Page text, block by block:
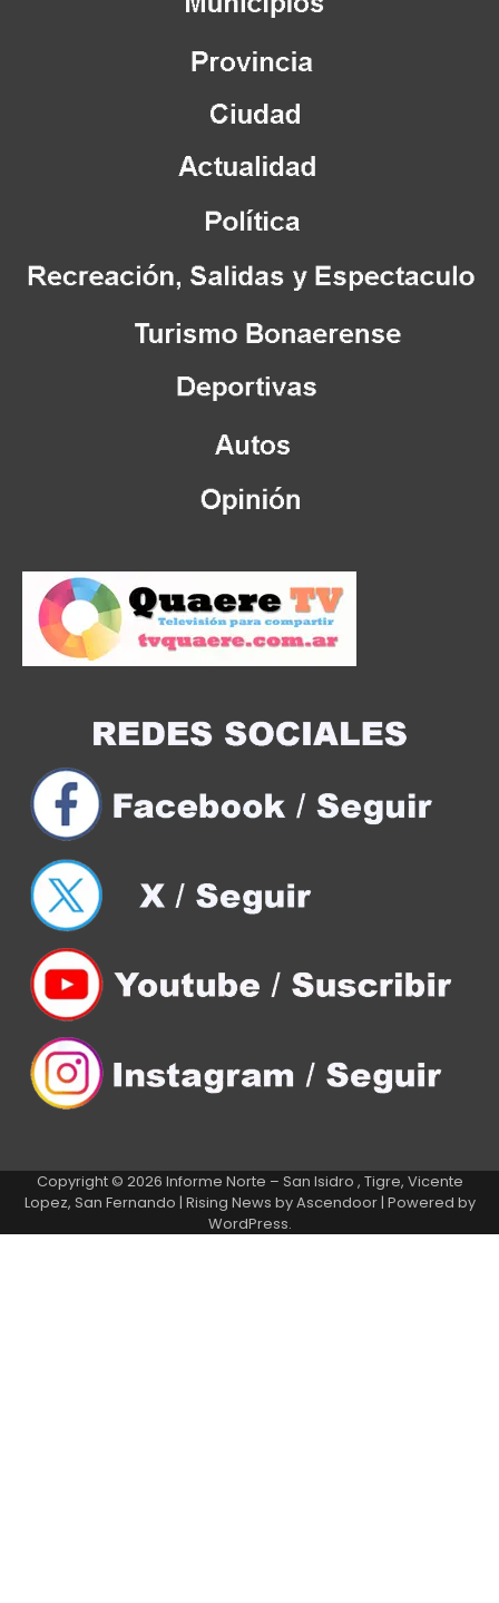
Copyright © 2026 Informe Norte – San Isidro , Tigre, Vicente
Lopez, San Fernando | Rising News byAscendoor| Powered by
WordPress.